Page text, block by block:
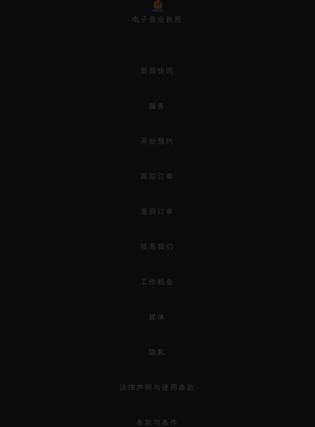
电子营业执照
新闻快讯
服务
开始预约
跟踪订单
退回订单
联系我们
工作机会
媒体
隐私
法律声明与使用条款
条款与条件